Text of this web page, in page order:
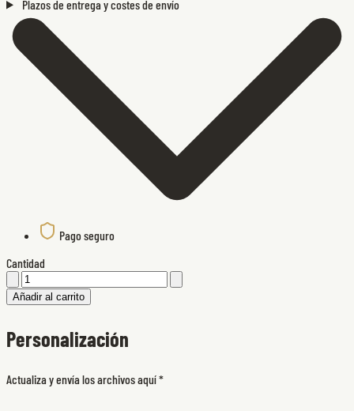
Plazos de entrega y costes de envío
Pago seguro
Cantidad
Añadir al carrito
Personalización
Actualiza y envía los archivos aquí*